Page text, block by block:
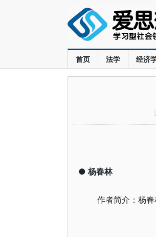
首页 法学 经济
● 杨春林
作者简介：杨